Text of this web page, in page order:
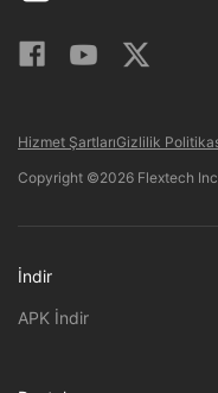
Hizmet ŞartlarıGizlilik
Copyright ©2026 Flextech
İndir
APK İndir